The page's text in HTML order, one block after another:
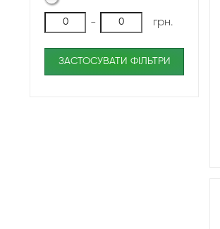
- грн.
ЗАСТОСУВАТИ ФІЛЬТРИ